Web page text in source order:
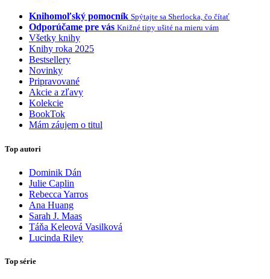
Knihomoľský pomocník Spýtajte sa Sherlocka, čo čítať
Odporúčame pre vás Knižné tipy ušité na mieru vám
Všetky knihy
Knihy roka 2025
Bestsellery
Novinky
Pripravované
Akcie a zľavy
Kolekcie
BookTok
Mám záujem o titul
Top autori
Dominik Dán
Julie Caplin
Rebecca Yarros
Ana Huang
Sarah J. Maas
Táňa Keleová Vasilková
Lucinda Riley
Top série